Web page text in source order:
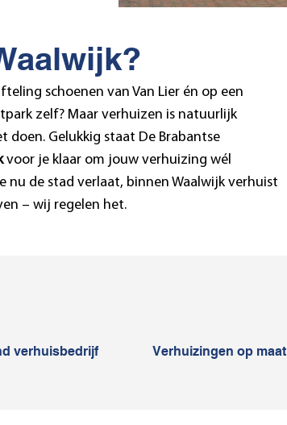
schoenen van Van Lier én op een
zelf? Maar verhuizen is natuurlijk
doen. Gelukkig staat De Brabantse
voor je klaar om jouw verhuizing wél
de stad verlaat, binnen Waalwijk verhuist
– wij regelen het.
verhuisbedrijf Verhuizingen op maat